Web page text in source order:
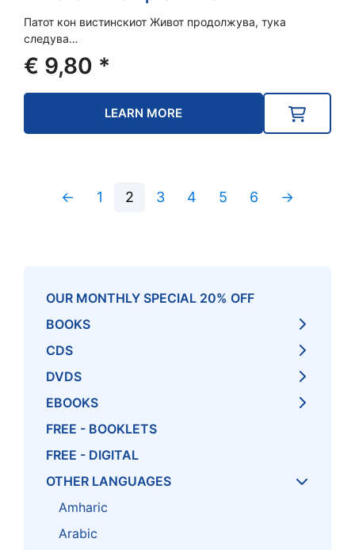
Патот кон вистинскиот Живот продолжува, тука
следува…
€ 9,80 *
LEARN MORE
← 1 2 3 4 5 6 →
OUR MONTHLY SPECIAL 20% OFF
BOOKS
CDS
DVDS
EBOOKS
FREE - BOOKLETS
FREE - DIGITAL
OTHER LANGUAGES
Amharic
Arabic